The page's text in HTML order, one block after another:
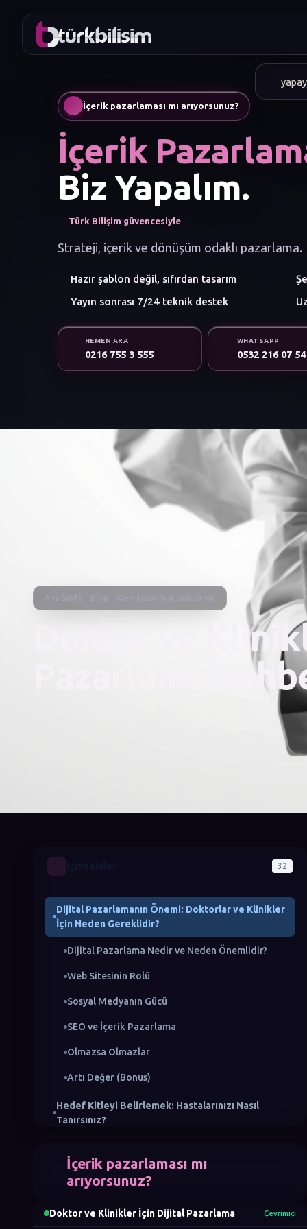
İçerik pazarlaması mı arıyorsunuz?
İçerik
Biz Yapalım.
Türk Bilişim güvencesiyle
Strateji, içerik ve dönüşüm odaklı pazarlama.
Hazır şablon değil, sıfırdan tasarım
Yayın sonrası 7/24 teknik destek
HEMEN ARA
0216 755 3 555
WHATSAPP
0532 216 07 54
Ana Sayfa Blog Web Tasarım & Geliştirme
Doktor ve
Pazarlama
32
Dijital Pazarlamanın Önemi: Doktorlar ve Klinikler
İçin Neden Gereklidir?
Dijital Pazarlama Nedir ve Neden Önemlidir?
Web Sitesinin Rolü
Sosyal Medyanın Gücü
SEO ve İçerik Pazarlama
Olmazsa Olmazlar
Artı Değer (Bonus)
Hedef Kitleyi Belirlemek: Hastalarınızı Nasıl
Tanırsınız?
Demografik Segmentasyon
İçerik pazarlaması mı
arıyorsunuz?
Doktor ve Klinikler İçin Dijital Pazarlama Çevrimiçi